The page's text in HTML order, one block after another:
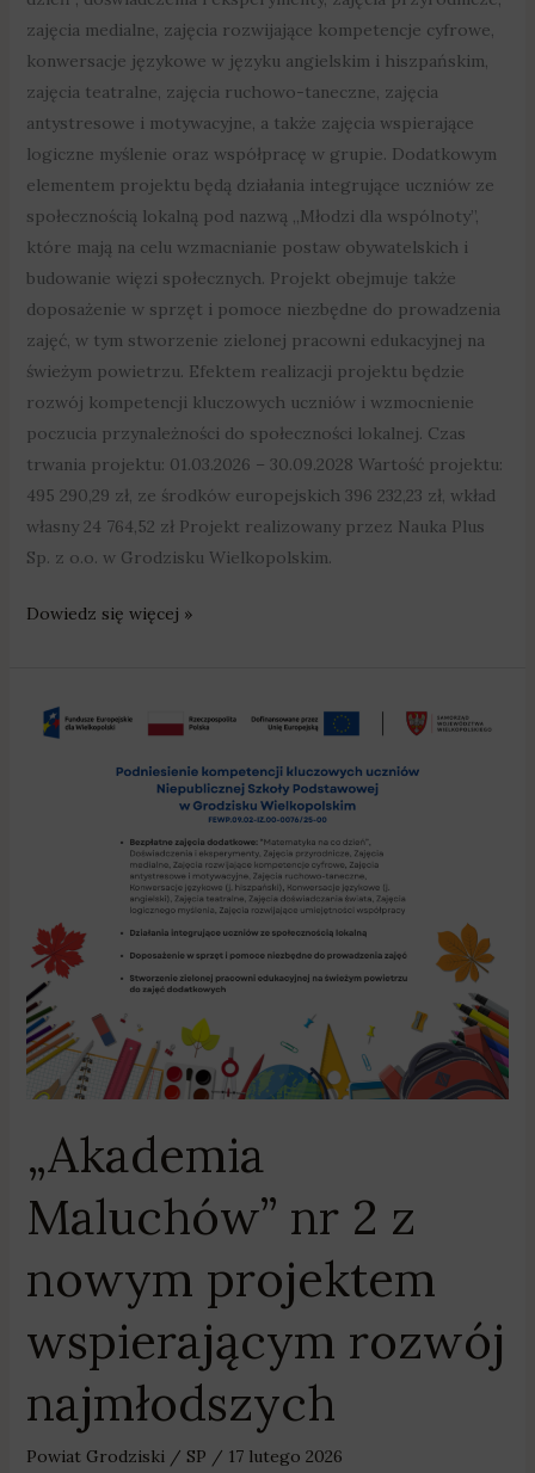
zajęcia medialne, zajęcia rozwijające kompetencje cyfrowe,
konwersacje językowe w języku angielskim i hiszpańskim,
zajęcia teatralne, zajęcia ruchowo-taneczne, zajęcia
antystresowe i motywacyjne, a także zajęcia wspierające
logiczne myślenie oraz współpracę w grupie. Dodatkowym
elementem projektu będą działania integrujące uczniów ze
społecznością lokalną pod nazwą „Młodzi dla wspólnoty”,
które mają na celu wzmacnianie postaw obywatelskich i
budowanie więzi społecznych. Projekt obejmuje także
doposażenie w sprzęt i pomoce niezbędne do prowadzenia
zajęć, w tym stworzenie zielonej pracowni edukacyjnej na
świeżym powietrzu. Efektem realizacji projektu będzie
rozwój kompetencji kluczowych uczniów i wzmocnienie
poczucia przynależności do społeczności lokalnej. Czas
trwania projektu: 01.03.2026 – 30.09.2028 Wartość projektu:
495 290,29 zł, ze środków europejskich 396 232,23 zł, wkład
własny 24 764,52 zł Projekt realizowany przez Nauka Plus
Sp. z o.o. w Grodzisku Wielkopolskim.
Dowiedz się więcej »
„Akademia
Maluchów” nr 2 z
nowym projektem
wspierającym rozwój
najmłodszych
Powiat Grodziski/ SP / 17 lutego 2026
„Akademia
Maluchów”
wspierającym
rozwój
najmłodszych